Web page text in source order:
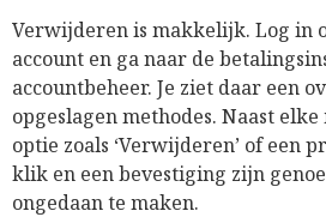
Verwijderen is makkelijk. Log in
account en ga naar de
accountbeheer. Je ziet daar een
opgeslagen methodes. Naast
optie zoals ‘Verwijderen’ of een
klik en een bevestiging zijn
ongedaan te maken.